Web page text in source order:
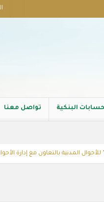
البنكية تواصل معنا
المدنية بالتعاون مع إدارة الأحوال